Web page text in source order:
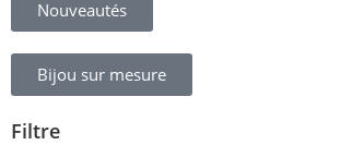
Nouveautés
Bijou sur mesure
Filtre